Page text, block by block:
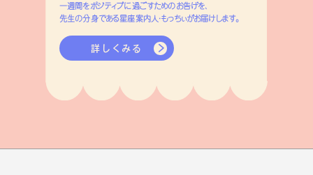
一週間をポジティブに過ごすためのお告げを、
先生の分身である星座案内人・もっちぃがお届けします。
詳しくみる